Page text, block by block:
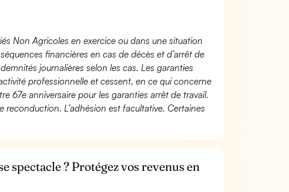
Non Agricoles en exercice ou dans une situation
financières en cas de décès et d’arrêt de
journalières selon les cas. Les garanties
professionnelle et cessent, en ce qui concerne
67e anniversaire pour les garanties arrêt de travail.
reconduction. L’adhésion est facultative. Certaines
spectacle ? Protégez vos revenus en